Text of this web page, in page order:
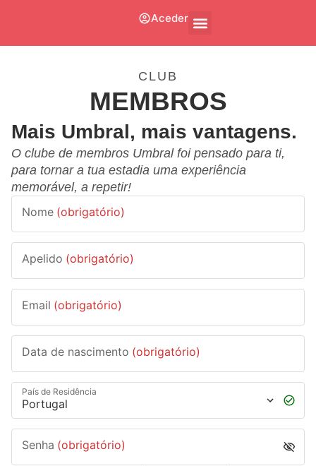
Aceder
CLUB
MEMBROS
Mais Umbral, mais vantagens.
O clube de membros Umbral foi pensado para ti,
para tornar a tua estadia uma experiência
memorável, a repetir!
Nome (obrigatório)
Apelido (obrigatório)
Email (obrigatório)
Data de nascimento (obrigatório)
País de Residência
Senha (obrigatório)